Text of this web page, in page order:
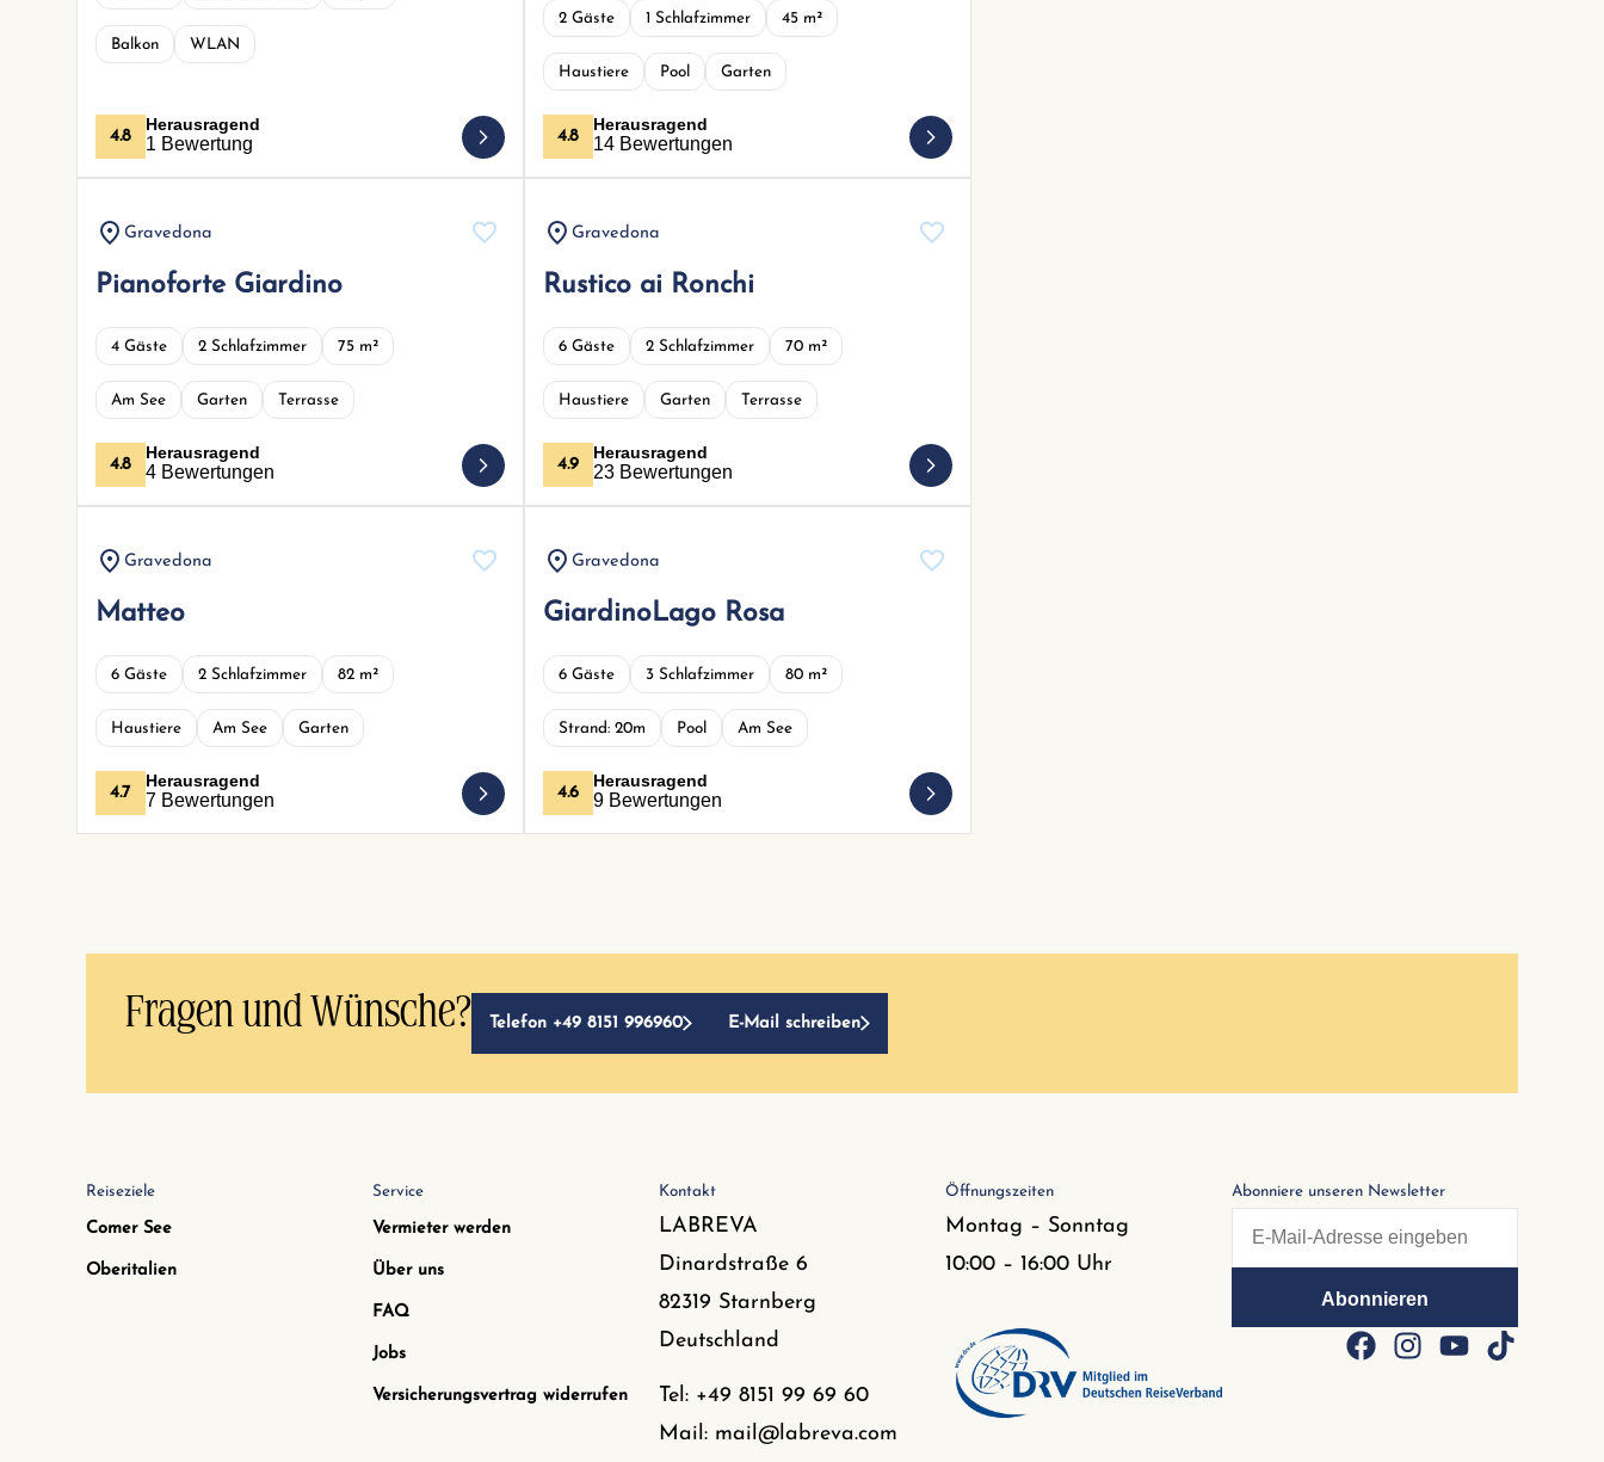
Balkon WLAN
4.8
Herausragend
1 Bewertung
2 Gäste 1 Schlafzimmer 45 m²
Haustiere Pool Garten
4.8
Herausragend
14 Bewertungen
Gravedona
Pianoforte Giardino
4 Gäste 2 Schlafzimmer 75 m²
Am See Garten Terrasse
4.8
Herausragend
4 Bewertungen
Gravedona
Rustico ai Ronchi
6 Gäste 2 Schlafzimmer 70 m²
Haustiere Garten Terrasse
4.9
Herausragend
23 Bewertungen
Gravedona
Matteo
6 Gäste 2 Schlafzimmer 82 m²
Haustiere Am See Garten
4.7
Herausragend
7 Bewertungen
Gravedona
GiardinoLago Rosa
6 Gäste 3 Schlafzimmer 80 m²
Strand: 20m Pool Am See
4.6
Herausragend
9 Bewertungen
Fragen und Wünsche? Telefon +49 8151 996960 E-Mail schreiben
Reiseziele
Comer See
Oberitalien
Service
Vermieter werden
Über uns
FAQ
Jobs
Versicherungsvertrag widerrufen
Kontakt
LABREVA
Dinardstraße 6
82319 Starnberg
Deutschland
Tel: +49 8151 99 69 60
Mail: mail@labreva.com
Öffnungszeiten
Montag – Sonntag
10:00 – 16:00 Uhr
Abonniere unseren Newsletter